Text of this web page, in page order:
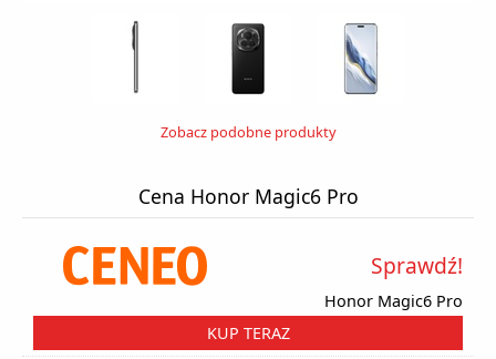
Zobacz podobne produkty
Cena Honor Magic6 Pro
Honor Magic6 Pro
Sprawdź!
KUP TERAZ